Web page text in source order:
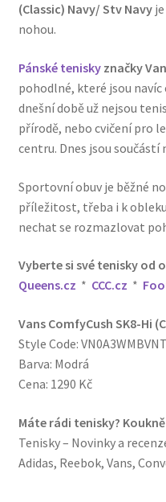
(Classic) Navy/ Stv Navyje
nohou.
Pánské teniskyznačky
pohodlné, které jsou navíc
dnešní době už nejsou
přírodě, nebo cvičení pro
centru. Dnes jsou
Sportovní obuv je běžné
příležitost, třeba i k
nechat se rozmazlovat
Vyberte si své tenisky od
Queens.cz * CCC.cz *
Vans ComfyCush SK8-Hi
Style Code:
Barva: Modrá
Cena: 1290 Kč
Máte rádi tenisky?
Tenisky – Novinky a
Adidas, Reebok, Vans,